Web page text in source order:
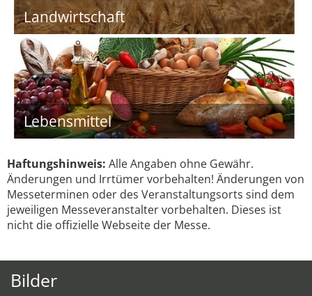
Landwirtschaft
Lebensmittel
Haftungshinweis: Alle Angaben ohne Gewähr.
Änderungen und Irrtümer vorbehalten! Änderungen von
Messeterminen oder des Veranstaltungsorts sind dem
jeweiligen Messeveranstalter vorbehalten. Dieses ist
nicht die offizielle Webseite der Messe.
Bilder